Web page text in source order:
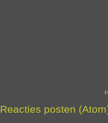
Reacties posten